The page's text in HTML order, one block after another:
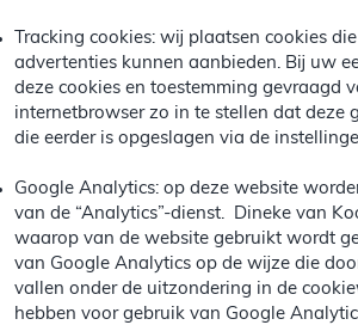
Tracking cookies: wij plaatsen cookies
advertenties kunnen aanbieden. Bij uw
deze cookies en toestemming gevraagd
internetbrowser zo in te stellen dat deze
die eerder is opgeslagen via de
Google Analytics: op deze website
van de “Analytics”-dienst. Dineke van
waarop van de website gebruikt wordt
van Google Analytics op de wijze die
vallen onder de uitzondering in de
hebben voor gebruik van Google